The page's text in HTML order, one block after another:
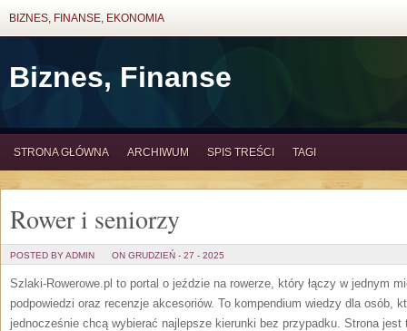
BIZNES, FINANSE, EKONOMIA
Biznes, Finanse
STRONA GŁÓWNA ARCHIWUM SPIS TREŚCI TAGI
Rower i seniorzy
POSTED BY ADMIN ON GRUDZIEŃ - 27 - 2025
Szlaki-Rowerowe.pl to portal o jeździe na rowerze, który łączy w jednym
podpowiedzi oraz recenzje akcesoriów. To kompendium wiedzy dla osób,
jednocześnie chcą wybierać najlepsze kierunki bez przypadku. Strona